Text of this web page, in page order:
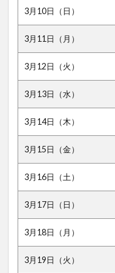
3月10日（日）
3月11日（月）
3月12日（火）
3月13日（水）
3月14日（木）
3月15日（金）
3月16日（土）
3月17日（日）
3月18日（月）
3月19日（火）